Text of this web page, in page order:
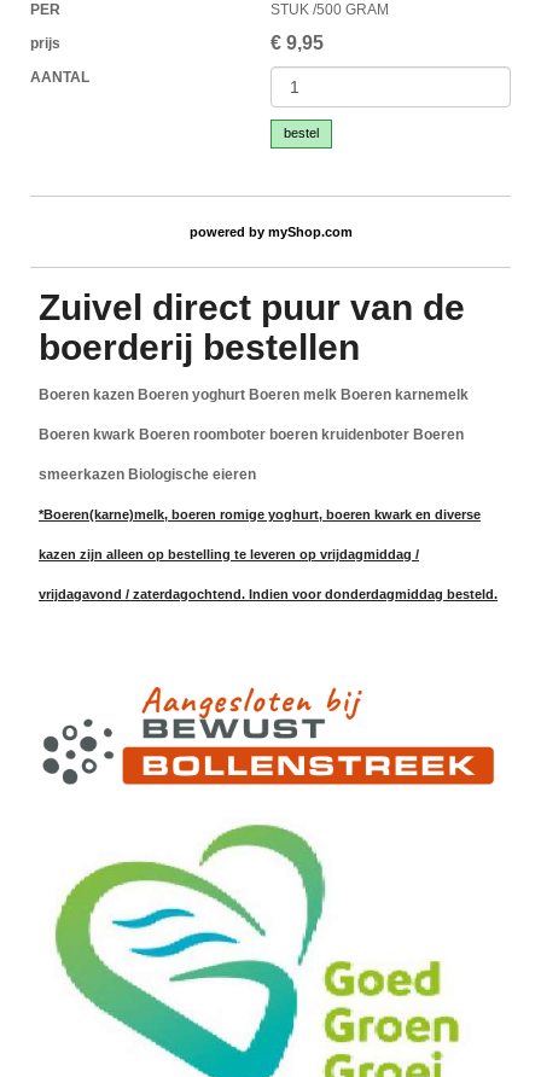
PER
STUK /500 GRAM
prijs
€ 9,95
AANTAL
bestel
powered by myShop.com
Zuivel direct puur van de
boerderij bestellen
Boeren kazen Boeren yoghurt Boeren melk Boeren karnemelk
Boeren kwark Boeren roomboter boeren kruidenboter Boeren
smeerkazen Biologische eieren
*Boeren(karne)melk, boeren romige yoghurt, boeren kwark en diverse
kazen zijn alleen op bestelling te leveren op vrijdagmiddag /
vrijdagavond / zaterdagochtend. Indien voor donderdagmiddag besteld.